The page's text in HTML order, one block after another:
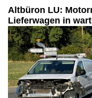
Altbüron LU:
Lieferwagen in